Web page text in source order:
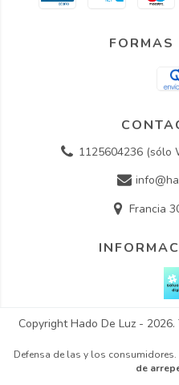
FORMAS
1125604236 (sólo
Francia
Copyright Hado De Luz -
Defensa de las y los consumidores.
de